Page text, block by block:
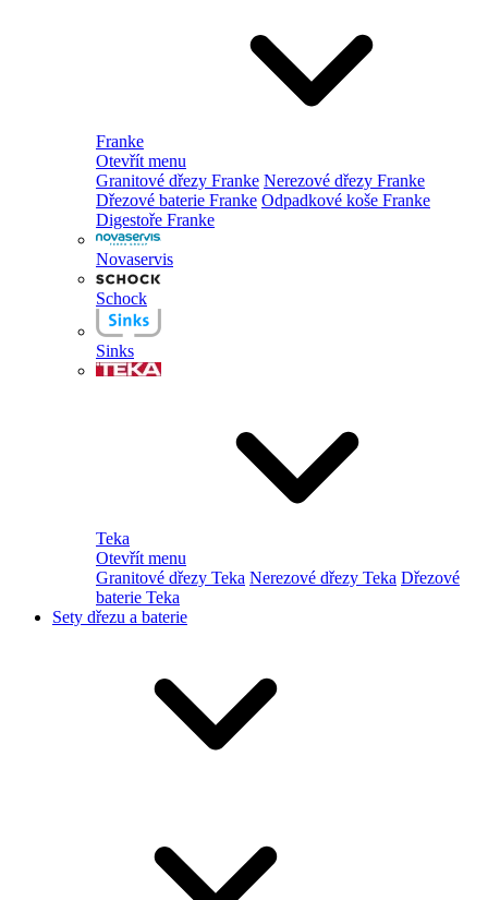
Franke
Otevřít menu
Granitové dřezy Franke Nerezové dřezy Franke
Dřezové baterie Franke Odpadkové koše Franke
Digestoře Franke
Novaservis
Schock
Sinks
Teka
Otevřít menu
Granitové dřezy Teka Nerezové dřezy Teka Dřezové
baterie Teka
Sety dřezu a baterie